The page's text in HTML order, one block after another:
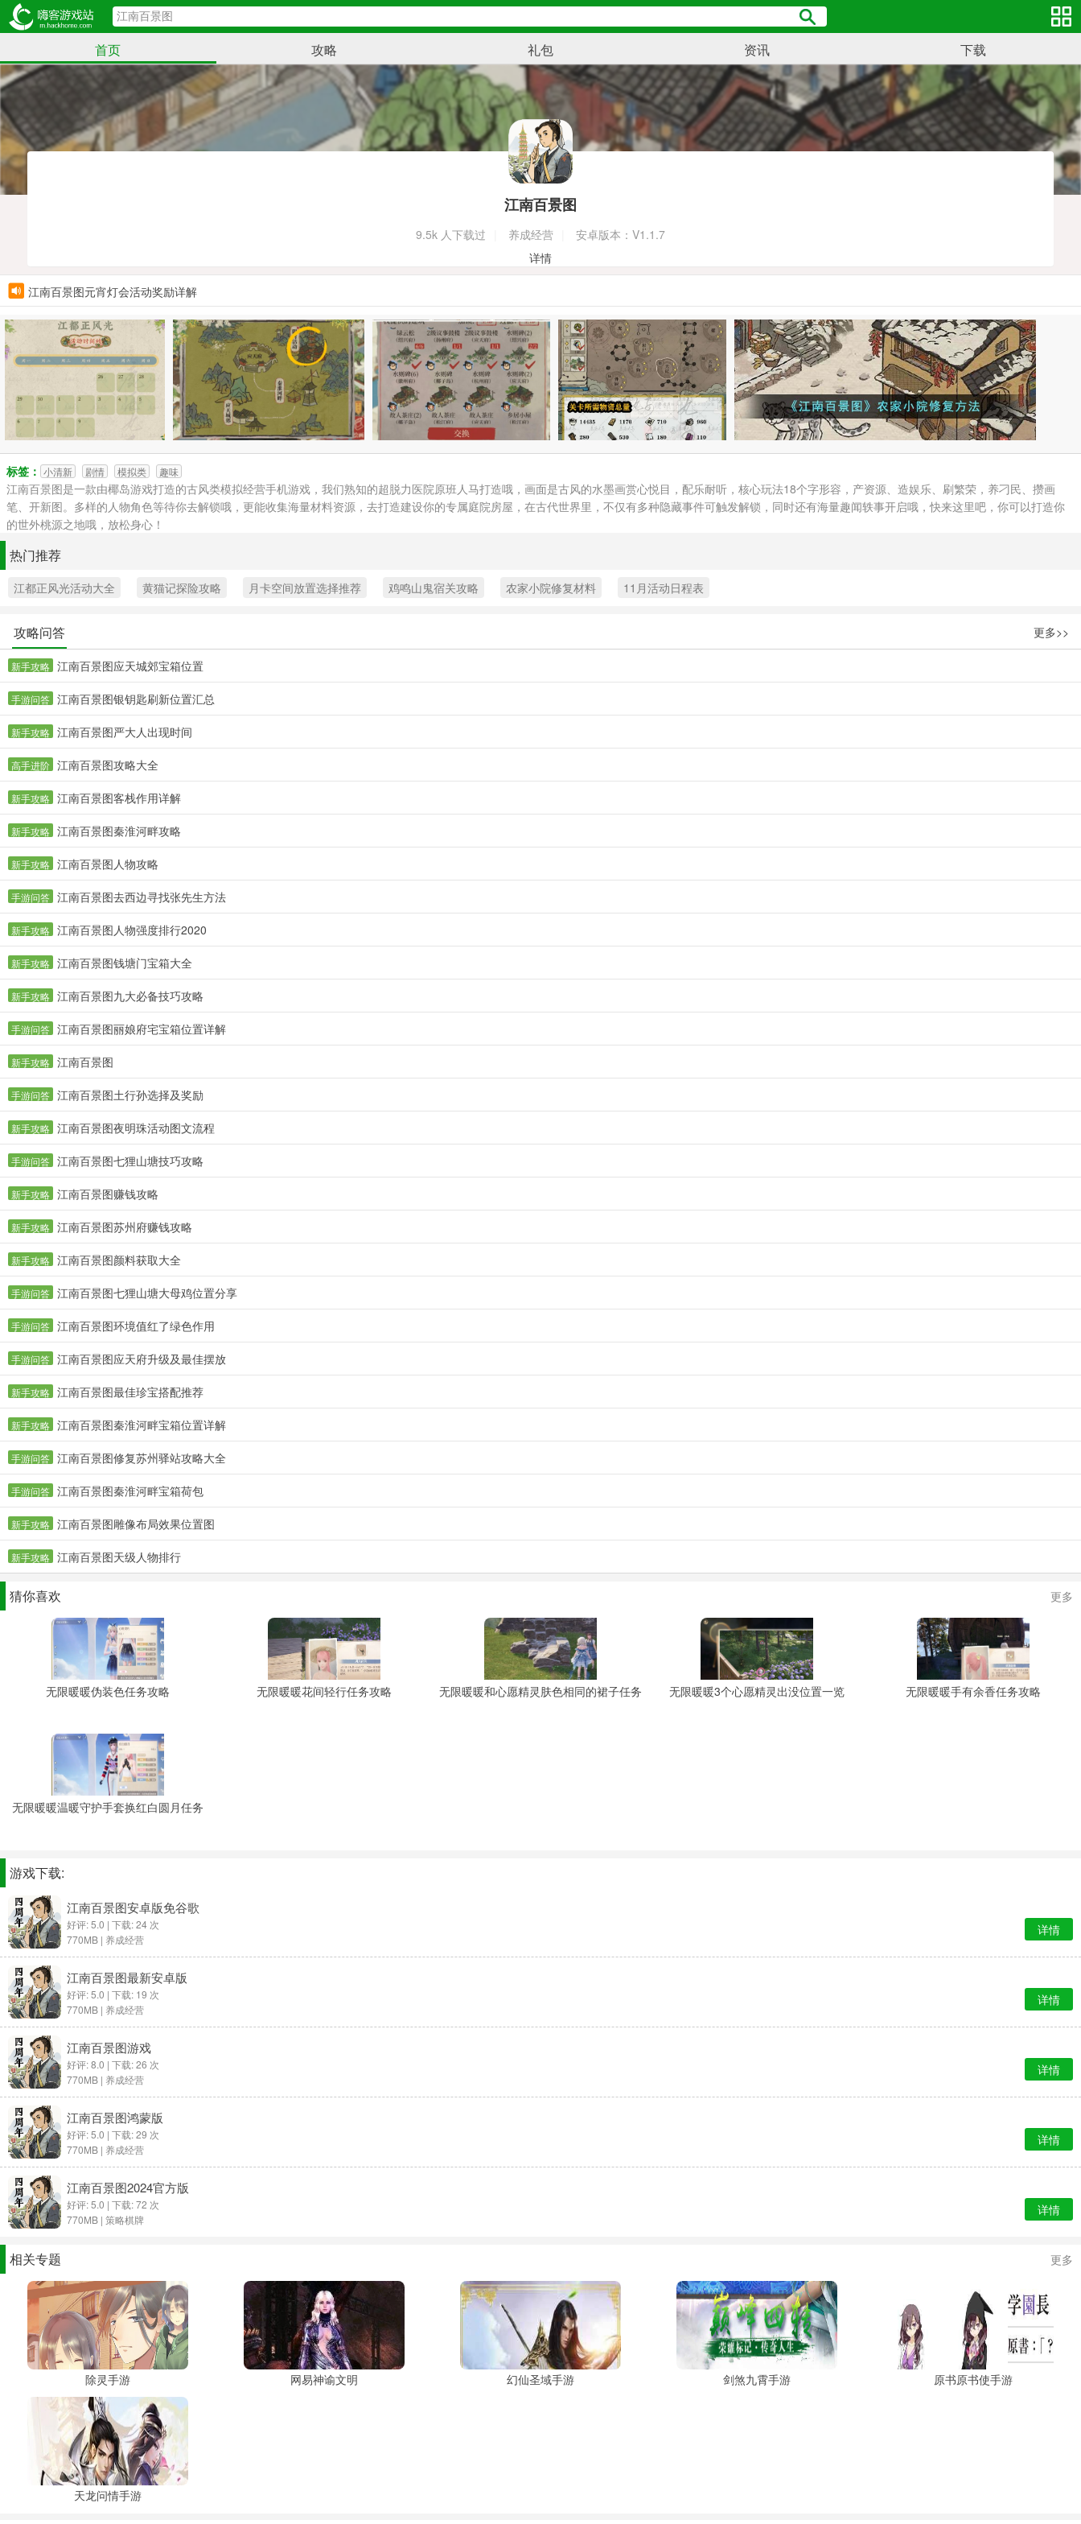
首页 攻略 礼包 资讯 下载
江南百景图
9.5k人下载过 养成经营
安卓版本：V1.1.7
详情
江南百景图元宵灯会活动奖励详解
江南百景图风吹柳花满店香活动
江南百景图大雪准点奖励活动大全
标签： 小清新 剧情 模拟类 趣味
江南百景图是一款由椰岛游戏打造的古风类模拟经营手机游戏，我们熟知的超脱力医院原班人马打造哦，画面是古风的水墨画赏心悦目，配乐耐听，核心玩法18个字形容，产资源、造娱乐、刷繁荣，养刁民、攒画
笔、开新图。多样的人物角色等待你去解锁哦，更能收集海量材料资源，去打造建设你的专属庭院房屋，在古代世界里，不仅有多种隐藏事件可触发解锁，同时还有海量趣闻轶事开启哦，快来这里吧，你可以打造你
的世外桃源之地哦，放松身心！
热门推荐
江都正风光活动大全 黄猫记探险攻略 月卡空间放置选择推荐 鸡鸣山鬼宿关攻略 农家小院修复材料 11月活动日程表
攻略问答 更多>>
新手攻略 江南百景图应天城郊宝箱位置
手游问答 江南百景图银钥匙刷新位置汇总
新手攻略 江南百景图严大人出现时间
高手进阶 江南百景图攻略大全
新手攻略 江南百景图客栈作用详解
新手攻略 江南百景图秦淮河畔攻略
新手攻略 江南百景图人物攻略
手游问答 江南百景图去西边寻找张先生方法
新手攻略 江南百景图人物强度排行2020
新手攻略 江南百景图钱塘门宝箱大全
新手攻略 江南百景图九大必备技巧攻略
手游问答 江南百景图丽娘府宅宝箱位置详解
新手攻略 江南百景图
手游问答 江南百景图土行孙选择及奖励
新手攻略 江南百景图夜明珠活动图文流程
手游问答 江南百景图七狸山塘技巧攻略
新手攻略 江南百景图赚钱攻略
新手攻略 江南百景图苏州府赚钱攻略
新手攻略 江南百景图颜料获取大全
手游问答 江南百景图七狸山塘大母鸡位置分享
手游问答 江南百景图环境值红了绿色作用
手游问答 江南百景图应天府升级及最佳摆放
新手攻略 江南百景图最佳珍宝搭配推荐
新手攻略 江南百景图秦淮河畔宝箱位置详解
手游问答 江南百景图修复苏州驿站攻略大全
手游问答 江南百景图秦淮河畔宝箱荷包
新手攻略 江南百景图雕像布局效果位置图
新手攻略 江南百景图天级人物排行
猜你喜欢 更多
无限暖暖伪装色任务攻略 无限暖暖花间轻行任务攻略 无限暖暖和心愿精灵肤色相同的裙子任务 无限暖暖3个心愿精灵出没位置一览 无限暖暖手有余香任务攻略
无限暖暖温暖守护手套换红白圆月任务
游戏下载:
江南百景图安卓版免谷歌
好评: 5.0 | 下载: 24 次
770MB | 养成经营
详情
江南百景图最新安卓版
好评: 5.0 | 下载: 19 次
770MB | 养成经营
详情
江南百景图游戏
好评: 8.0 | 下载: 26 次
770MB | 养成经营
详情
江南百景图鸿蒙版
好评: 5.0 | 下载: 29 次
770MB | 养成经营
详情
江南百景图2024官方版
好评: 5.0 | 下载: 72 次
770MB | 策略棋牌
详情
相关专题 更多
除灵手游 网易神谕文明 幻仙圣域手游 剑煞九霄手游 原书原书使手游
天龙问情手游